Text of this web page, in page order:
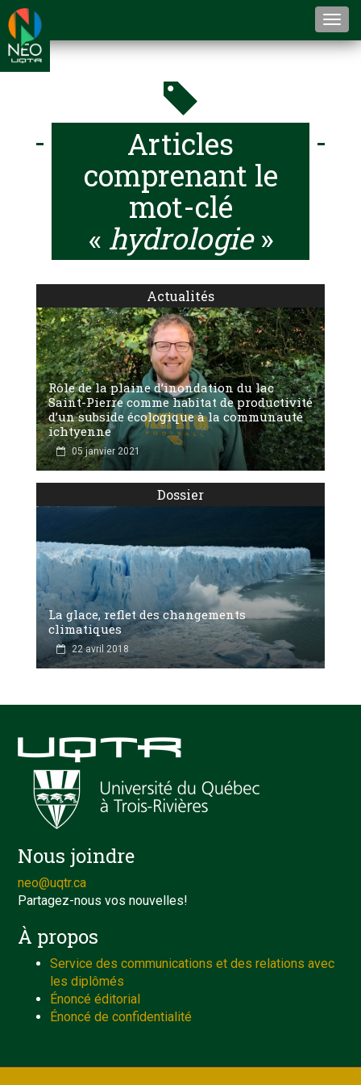
Articles
comprenant le
mot-clé
« hydrologie»
Actualités
Rôle de la plaine d’inondation du lac
Saint-Pierre comme habitat de productivité
d’un subside écologique à la communauté
ichtyenne
05 janvier 2021
Dossier
La glace, reflet des changements
climatiques
22 avril 2018
Nous joindre
neo@uqtr.ca
Partagez-nous vos nouvelles!
À propos
Service des communications et des relations avec
les diplômés
Énoncé éditorial
Énoncé de confidentialité